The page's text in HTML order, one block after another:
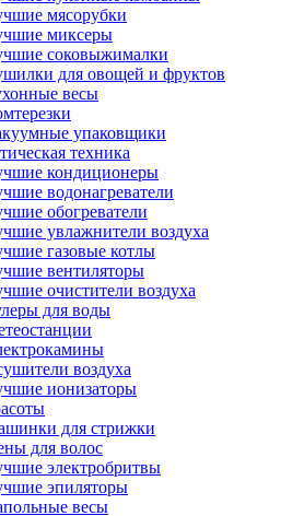
мясорубки
миксеры
соковыжималки
для овощей и фруктов
весы
упаковщики
техника
кондиционеры
водонагреватели
обогреватели
увлажнители воздуха
газовые котлы
вентиляторы
очистители воздуха
для воды
воздуха
ионизаторы
для стрижки
для волос
электробритвы
эпиляторы
весы